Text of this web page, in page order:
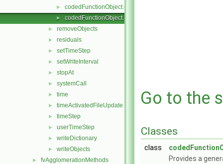
► codedFunctionObject.C
► codedFunctionObject.H
► removeObjects
► residuals
► setTimeStep
► setWriteInterval
► stopAt
► systemCall
► time
► timeActivatedFileUpdate
► timeStep
► userTimeStep
► writeDictionary
► writeObjects
► fvAgglomerationMethods
Go to the
Classes
class
Provides a